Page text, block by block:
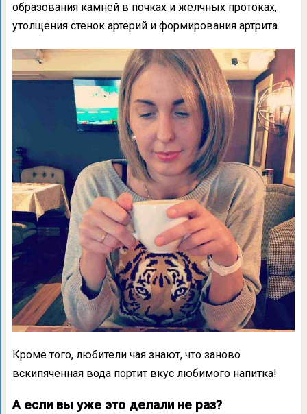
образования камней в почках и желчных протоках,
утолщения стенок артерий и формирования артрита.
Кроме того, любители чая знают, что заново
вскипяченная вода портит вкус любимого напитка!
А если вы уже это делали не раз?